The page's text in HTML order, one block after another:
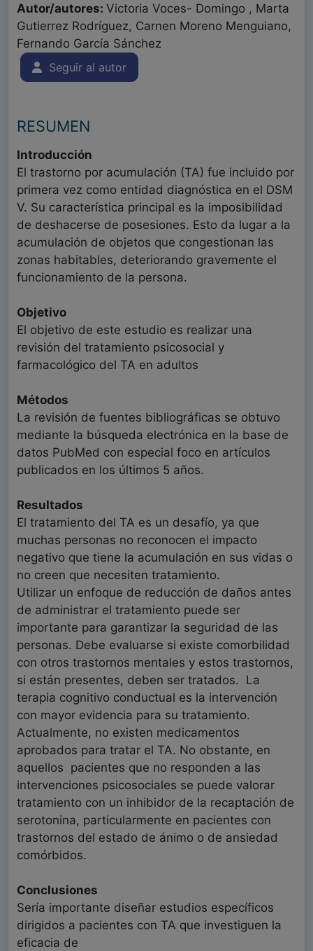
Autor/autores: Victoria Voces- Domingo , Marta
Gutierrez Rodríguez, Carnen Moreno Menguiano,
Fernando García Sánchez
Seguir al autor
RESUMEN
Introducción
El trastorno por acumulación (TA) fue incluido por
primera vez como entidad diagnóstica en el DSM
V. Su característica principal es la imposibilidad
de deshacerse de posesiones. Esto da lugar a la
acumulación de objetos que congestionan las
zonas habitables, deteriorando gravemente el
funcionamiento de la persona.
Objetivo
El objetivo de este estudio es realizar una
revisión del tratamiento psicosocial y
farmacológico del TA en adultos
Métodos
La revisión de fuentes bibliográficas se obtuvo
mediante la búsqueda electrónica en la base de
datos PubMed con especial foco en artículos
publicados en los últimos 5 años.
Resultados
El tratamiento del TA es un desafío, ya que
muchas personas no reconocen el impacto
negativo que tiene la acumulación en sus vidas o
no creen que necesiten tratamiento.
Utilizar un enfoque de reducción de daños antes
de administrar el tratamiento puede ser
importante para garantizar la seguridad de las
personas. Debe evaluarse si existe comorbilidad
con otros trastornos mentales y estos trastornos,
si están presentes, deben ser tratados. La
terapia cognitivo conductual es la intervención
con mayor evidencia para su tratamiento.
Actualmente, no existen medicamentos
aprobados para tratar el TA. No obstante, en
aquellos pacientes que no responden a las
intervenciones psicosociales se puede valorar
tratamiento con un inhibidor de la recaptación de
serotonina, particularmente en pacientes con
trastornos del estado de ánimo o de ansiedad
comórbidos.
Conclusiones
Sería importante diseñar estudios específicos
dirigidos a pacientes con TA que investiguen la
eficacia de